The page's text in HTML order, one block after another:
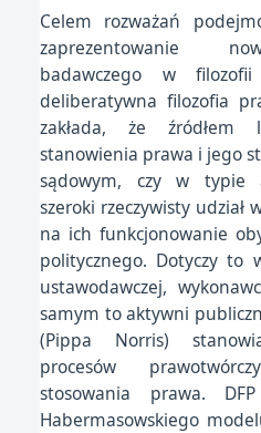
Celem rozważań
zaprezentowanie
badawczego w
deliberatywna filozofia
zakłada, że źródłem
stanowienia prawa i jego
sądowym, czy w typie
szeroki rzeczywisty udział
na ich funkcjonowanie
politycznego. Dotyczy to
ustawodawczej,
samym to aktywni
(Pippa Norris)
procesów
stosowania prawa.
Habermasowskiego